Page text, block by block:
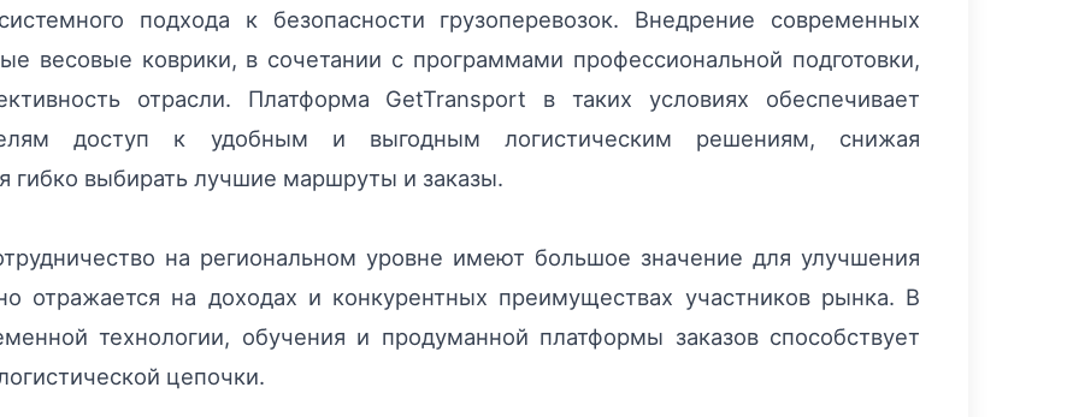
подхода к безопасности грузоперевозок. Внедрение современных
весовые коврики, в сочетании с программами профессиональной подготовки,
отрасли. Платформа GetTransport в таких условиях обеспечивает
доступ к удобным и выгодным логистическим решениям, снижая
гибко выбирать лучшие маршруты и заказы.
на региональном уровне имеют большое значение для улучшения
отражается на доходах и конкурентных преимуществах участников рынка. В
технологии, обучения и продуманной платформы заказов способствует
цепочки.